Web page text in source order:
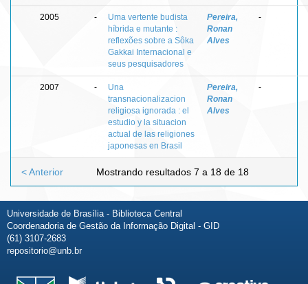
2005 -
Uma vertente budista
híbrida e mutante :
reflexões sobre a Sôka
Gakkai Internacional e
seus pesquisadores
Pereira,
Ronan
Alves
-
2007 -
Una
transnacionalizacion
religiosa ignorada : el
estudio y la situacion
actual de las religiones
japonesas en Brasil
Pereira,
Ronan
Alves
-
Mostrando resultados 7 a 18 de 18
< Anterior
Universidade de Brasília - Biblioteca Central
Coordenadoria de Gestão da Informação Digital - GID
(61) 3107-2683
repositorio@unb.br